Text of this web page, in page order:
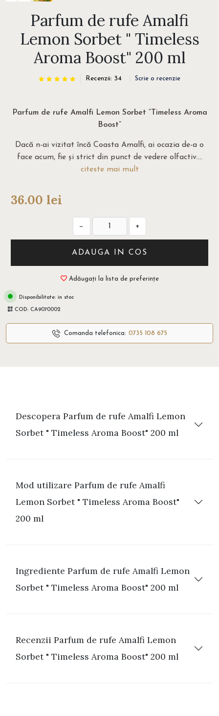
Parfum de rufe Amalfi
Lemon Sorbet " Timeless
Aroma Boost" 200 ml
Recenzii: 34 Scrie o recenzie
Parfum de rufe Amalfi Lemon Sorbet ”Timeless Aroma
Boost”
Dacă n-ai vizitat încă Coasta Amalfi, ai ocazia de-a o
face acum, fie și strict din punct de vedere olfactiv....
citeste mai mult
36.00 lei
− +
ADAUGA IN COS
Adăugați la lista de preferințe
Disponibilitate: in stoc
COD: CA9070002
Comanda telefonica: 0735 108 675
Descopera Parfum de rufe Amalfi Lemon
Sorbet " Timeless Aroma Boost" 200 ml
Mod utilizare Parfum de rufe Amalfi
Lemon Sorbet " Timeless Aroma Boost"
200 ml
Ingrediente Parfum de rufe Amalfi Lemon
Sorbet " Timeless Aroma Boost" 200 ml
Recenzii Parfum de rufe Amalfi Lemon
Sorbet " Timeless Aroma Boost" 200 ml